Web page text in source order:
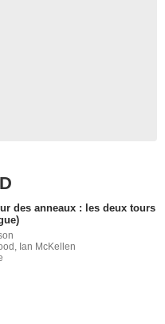
des anneaux : les deux tours
Ian McKellen